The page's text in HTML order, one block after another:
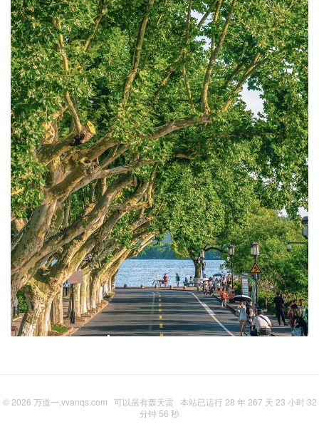
© 2026 万道一,vvanqs.com 可以居有轰天雷 本站已运行 28 年 267 天 23 小时 32
分钟 56 秒